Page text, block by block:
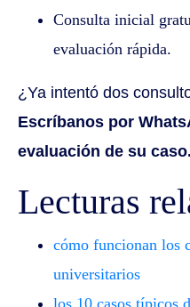
Consulta inicial
evaluación rápida.
¿Ya intentó dos
Escríbanos por
evaluación de su caso.
Lecturas
cómo funcionan los
universitarios
los 10 casos típicos